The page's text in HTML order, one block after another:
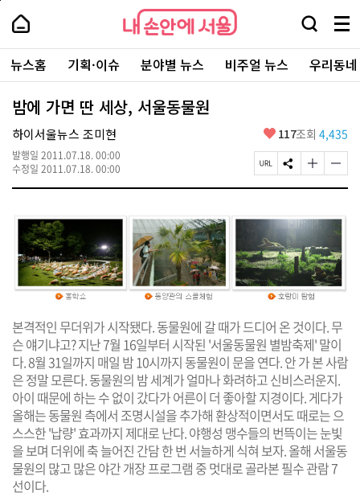
본
로
가
내
손
안
에
서
울
-
서
울
시
대
표
소
포
털
내
손
에
울
검
창
열
기
메
뉴
전
체
보
주
요
서
뉴스홈 기획·이슈 분야별 뉴스 비주얼 뉴스 우리동
밤에 가면 딴 세상, 서울동물원
하이서울뉴스 조미현
발행일 2011.07.18. 00:00
수정일 2011.07.18. 00:00
좋
요
117조회 4,435
페
이
R
L
복
사
S
N
유
하
기
글
자
크
게
변
경
하
기
글
자
작
게
변
경
하
기
본격적인 무더위가 시작됐다. 동물원에 갈 때가 드디어 온 것이다. 무
슨 얘기냐고? 지난 7월 16일부터 시작된 '서울동물원 별밤축제' 말이
다. 8월 31일까지 매일 밤 10시까지 동물원이 문을 연다. 안 가 본 사람
은 정말 모른다. 동물원의 밤 세계가 얼마나 화려하고 신비스러운지.
아이 때문에 하는 수 없이 갔다가 어른이 더 좋아할 지경이다. 게다가
올해는 동물원 측에서 조명시설을 추가해 환상적이면서도 때로는 으
스스한 '납량' 효과까지 제대로 난다. 야행성 맹수들의 번뜩이는 눈빛
을 보며 더위에 축 늘어진 간담 한 번 서늘하게 식혀 보자. 올해 서울동
물원의 많고 많은 야간 개장 프로그램 중 멋대로 골라본 필수 관람 7
선이다.
페
상
단
로